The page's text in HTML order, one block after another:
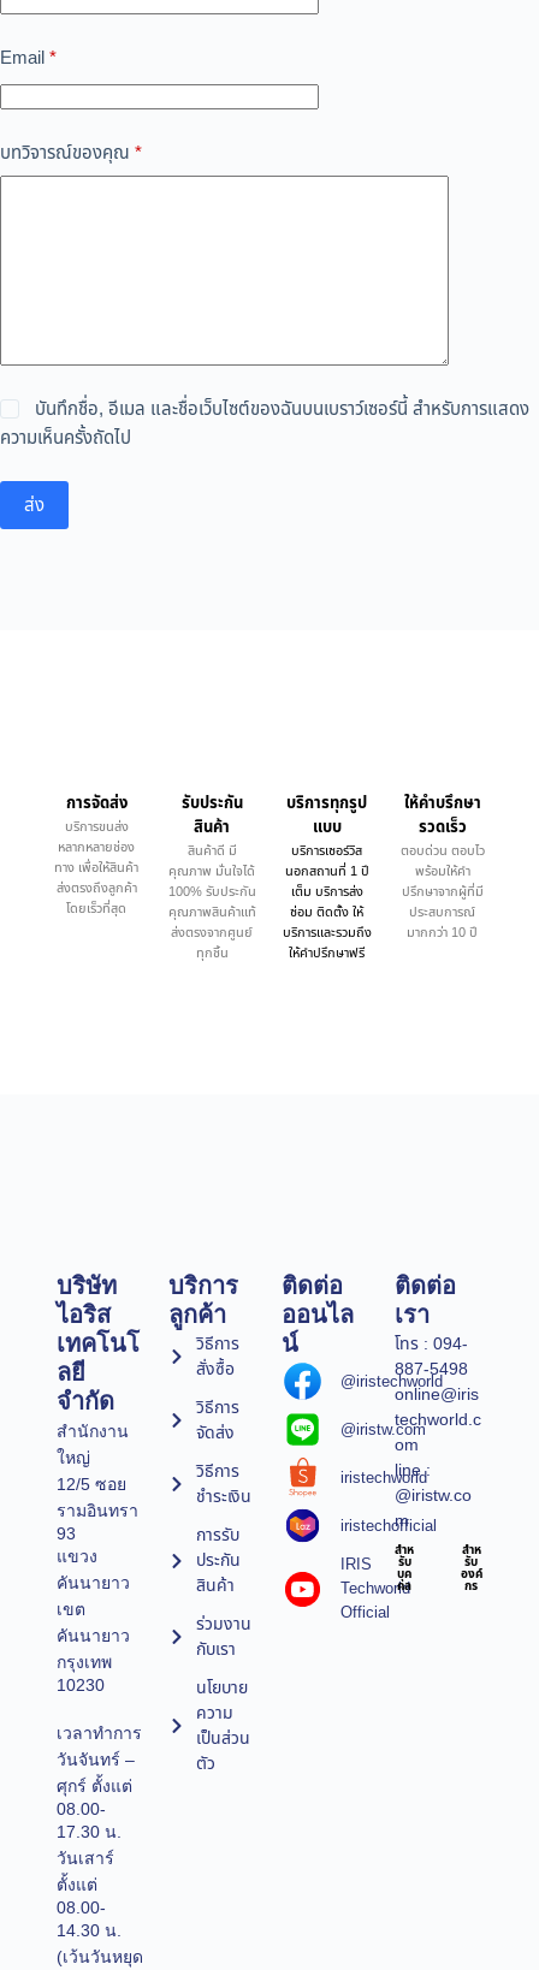
Email*
บทวิจารณ์ของคุณ *
บันทึกชื่อ, อีเมล และชื่อเว็บไซต์ของฉันบนเบราว์เซอร์นี้ สำหรับการแสดง
ความเห็นครั้งถัดไป
ส่ง
การจัดส่ง
บริการขนส่ง
หลากหลายช่อง
ทาง เพื่อให้สินค้า
ส่งตรงถึงลูกค้า
โดยเร็วที่สุด
รับประกัน
สินค้า
สินค้าดี มี
คุณภาพ มั่นใจได้
100% รับประกัน
คุณภาพสินค้าแท้
ส่งตรงจากศูนย์
ทุกชิ้น
บริการทุกรูป
แบบ
บริการเซอร์วิส
นอกสถานที่ 1 ปี
เต็ม บริการส่ง
ซ่อม ติดตั้ง ให้
บริการและรวมถึง
ให้คำปรึกษาฟรี
ให้คำบรึกษา
รวดเร็ว
ตอบด่วน ตอบไว
พร้อมให้คำ
ปรึกษาจากผู้ที่มี
ประสบการณ์
มากกว่า 10 ปี
บริษัท
ไอริส
เทคโนโ
ลยี
จำกัด
สำนักงาน
ใหญ่
12/5 ซอย
รามอินทรา
93
แขวง
คันนายาว
เขต
คันนายาว
กรุงเทพ
10230
เวลาทำการ
วันจันทร์ –
ศุกร์ ตั้งแต่
08.00-
17.30 น.
วันเสาร์
ตั้งแต่
08.00-
14.30 น.
(เว้นวันหยุด
บริการ
ลูกค้า
วิธีการ
สั่งซื้อ
วิธีการ
จัดส่ง
วิธีการ
ชำระเงิน
การรับ
ประกัน
สินค้า
ร่วมงาน
กับเรา
นโยบาย
ความ
เป็นส่วน
ตัว
ติดต่อ
ออนไล
น์
@iristechworld
@iristw.com
iristechworld
iristechofficial
IRIS
Techworld
Official
ติดต่อ
เรา
โทร : 094-
887-5498
online@iris
techworld.c
om
line :
@iristw.co
m
สำห
รับ
บุค
คล
สำห
รับ
องค์
กร